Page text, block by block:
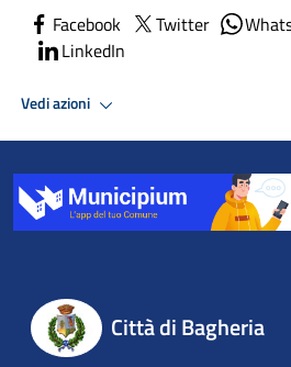
Facebook Twitter
LinkedIn
Vedi azioni
Città di Bagheria